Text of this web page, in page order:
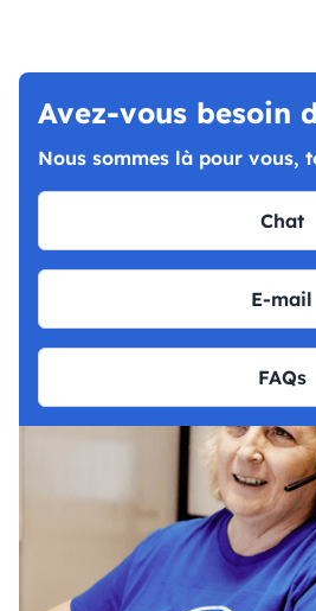
Avez-vous besoin
Nous sommes là pour vous,
Chat
E-mail
FAQs